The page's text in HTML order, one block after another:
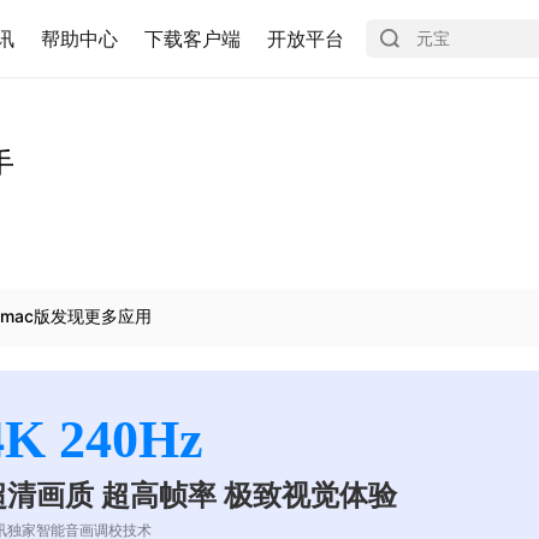
帮助中心 下载客户端 开放平台
版发现更多应用
240Hz
清画质 超高帧率 极致视觉体验
独家智能音画调校技术